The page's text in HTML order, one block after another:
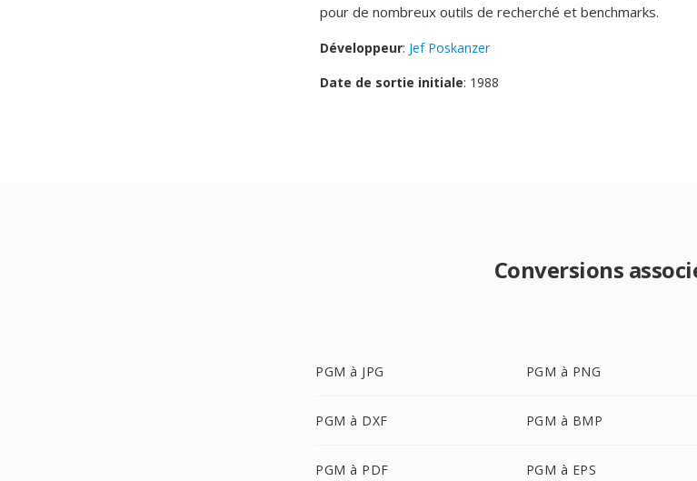
pour de nombreux outils de recherché et benchmarks.
Développeur: Jef Poskanzer
Date de sortie initiale: 1988
Conversions
PGM à JPG PGM à PNG
PGM à DXF PGM à BMP
PGM à PDF PGM à EPS